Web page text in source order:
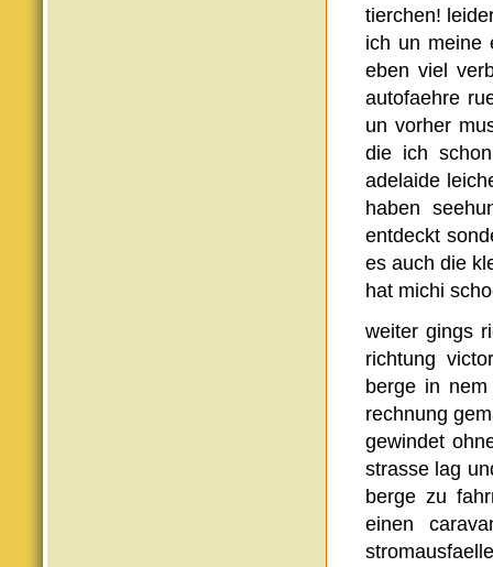
tierchen!
ich un meine
eben viel
autofaehre
un vorher
die ich
adelaide
haben
entdeckt
es auch die
hat michi
weiter gings
richtung
berge in
rechnung
gewindet
strasse lag
berge zu
einen